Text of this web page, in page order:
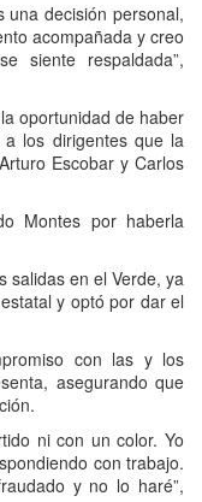
una decisión personal,
acompañada y creo
siente respaldada”,
oportunidad de haber
los dirigentes que la
Escobar y Carlos
Montes por haberla
salidas en el Verde, ya
y optó por dar el
con las y los
asegurando que
ni con un color. Yo
con trabajo.
y no lo haré”,